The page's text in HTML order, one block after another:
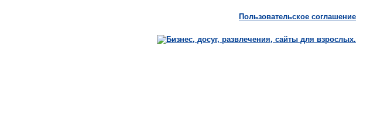
Пользовательское соглашение